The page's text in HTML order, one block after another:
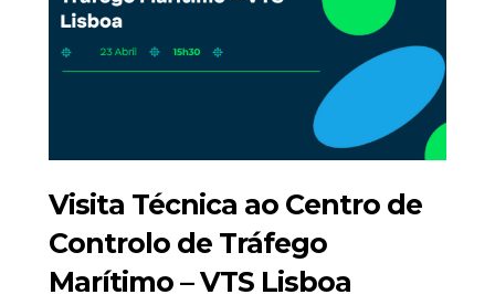
Visita Técnica ao Centro de
Controlo de Tráfego
Marítimo – VTS Lisboa